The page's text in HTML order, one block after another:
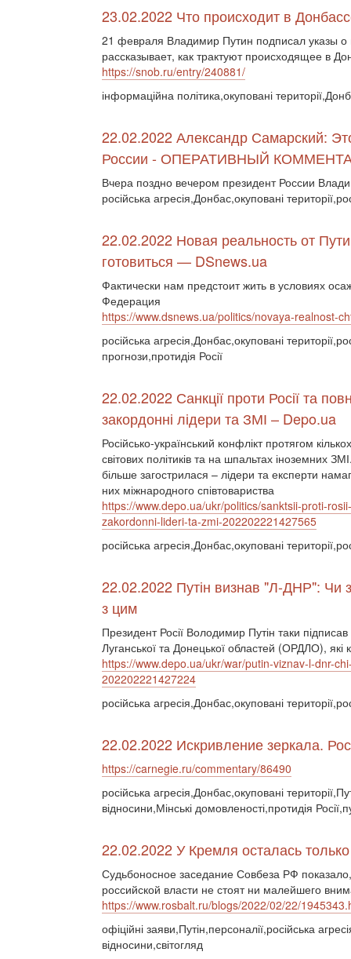
23.02.2022 Что происходит в
21 февраля Владимир Путин подписал указы
рассказывает, как трактуют происходящее в
https://snob.ru/entry/240881/
інформаційна політика,окуповані
22.02.2022 Александр Самарский:
России - ОПЕРАТИВНЫЙ
Вчера поздно вечером президент России
російська агресія,Донбас,окуповані
22.02.2022 Новая реальность от
готовиться — DSnews.ua
Фактически нам предстоит жить в условиях
Федерация
https://www.dsnews.ua/politics/novaya-realnost-
російська агресія,Донбас,окуповані
прогнози,протидія Росії
22.02.2022 Санкції проти Росії та
закордонні лідери та ЗМІ – Depo.ua
Російсько-український конфлікт протягом
світових політиків та на шпальтах іноземних
більше загострилася – лідери та експерти
них міжнародного співтовариства
https://www.depo.ua/ukr/politics/sanktsii-proti-
zakordonni-lideri-ta-zmi-202202221427565
російська агресія,Донбас,окуповані
22.02.2022 Путін визнав "Л-ДНР": Чи
з цим
Президент Росії Володимир Путін таки
Луганської та Донецької областей (ОРДЛО),
https://www.depo.ua/ukr/war/putin-viznav-l-dnr-
202202221427224
російська агресія,Донбас,окуповані
22.02.2022 Искривление зеркала.
https://carnegie.ru/commentary/86490
російська агресія,Донбас,окуповані
відносини,Мінські домовленості,протидія
22.02.2022 У Кремля осталась
Судьбоносное заседание Совбеза РФ
российской власти не стоят ни малейшего
https://www.rosbalt.ru/blogs/2022/02/22/
офіційні заяви,Путін,персоналії,російська
відносини,світогляд